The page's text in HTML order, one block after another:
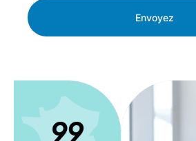
s
à
Envoyez